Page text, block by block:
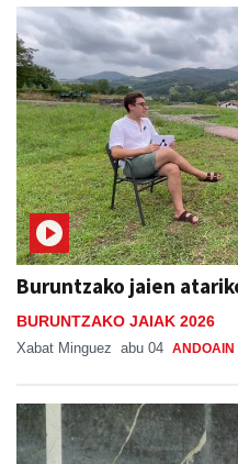
Buruntzako jaien
BURUNTZAKO JAIAK 2026
Xabat Minguez abu 04 ANDOAIN